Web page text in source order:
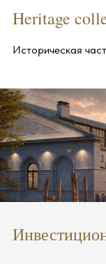
Историческая
Heritage